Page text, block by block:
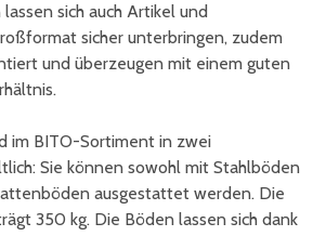
sich auch Artikel und
sicher unterbringen, zudem
und überzeugen mit einem guten
im BITO-Sortiment in zwei
Sie können sowohl mit Stahlböden
ausgestattet werden. Die
350 kg. Die Böden lassen sich dank